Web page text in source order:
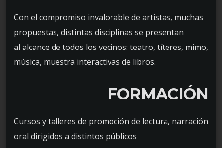
Con el compromiso invalorable de artistas, muchas
propuestas, distintas disciplinas se presentan
al alcance de todos los vecinos: teatro, títeres, mimo,
música, muestra interactivas de libros.
FORMACIÓN
Cursos y talleres de promoción de lectura, narración
oral dirigidos a distintos públicos